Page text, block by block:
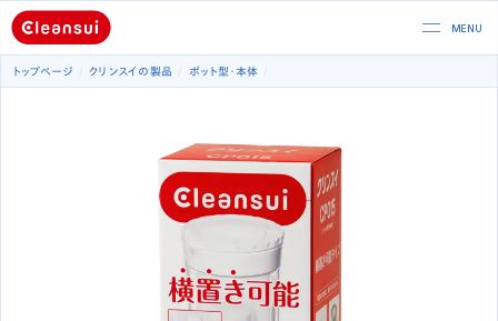
トップページ クリンスイの製品 ポット型 本体